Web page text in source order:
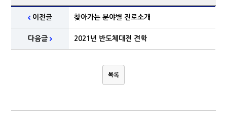
이전글 찾아가는 분야별 진로소개
다음글 2021년 반도체대전 견학
목록